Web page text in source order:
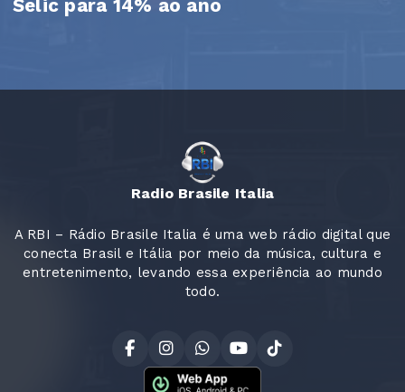
Selic para 14% ao ano
Radio Brasile Italia
A RBI – Rádio Brasile Italia é uma web rádio digital que
conecta Brasil e Itália por meio da música, cultura e
entretenimento, levando essa experiência ao mundo
todo.